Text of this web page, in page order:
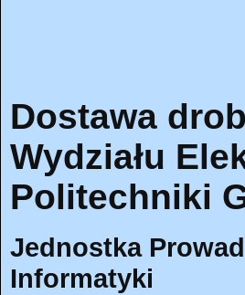
Dostawa
Wydziału
Politechniki
Jednostka
Informatyki